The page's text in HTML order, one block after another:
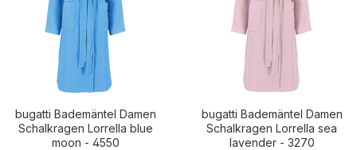
bugatti Bademäntel Damen
Schalkragen Lorrella blue
moon - 4550
bugatti Bademäntel Damen
Schalkragen Lorrella sea
lavender - 3270